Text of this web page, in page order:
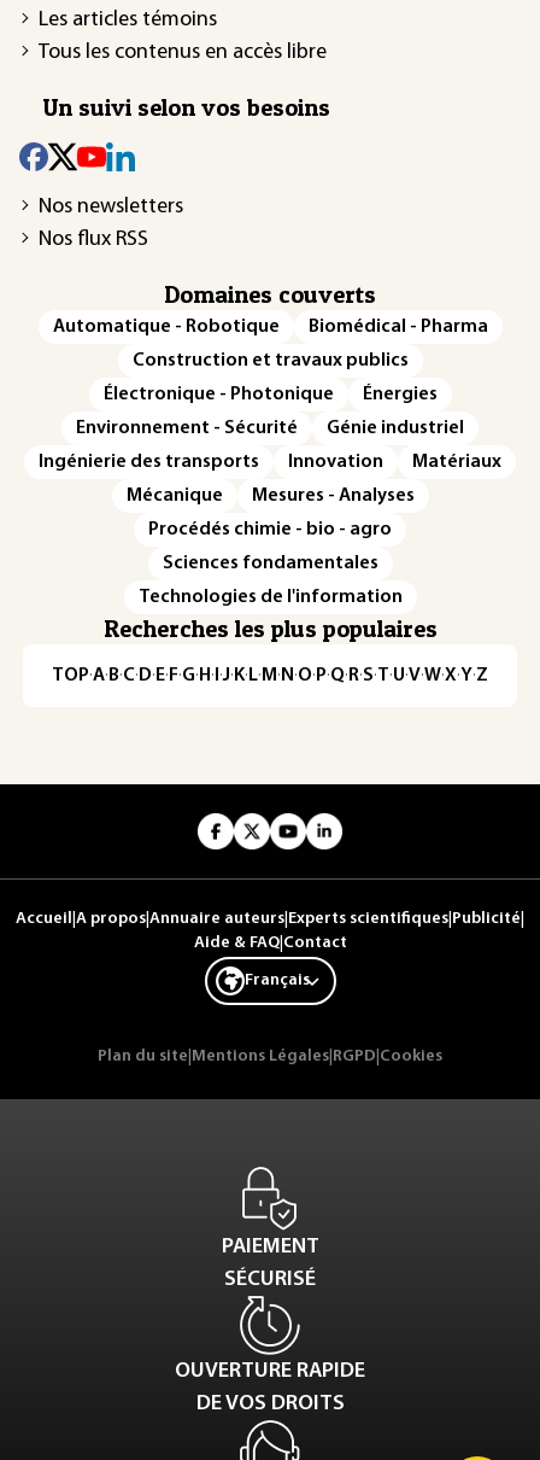
Les articles témoins
Tous les contenus en accès libre
Un suivi selon vos besoins
Nos newsletters
Nos flux RSS
Domaines couverts
Automatique - Robotique
Biomédical - Pharma
Construction et travaux publics
Électronique - Photonique
Énergies
Environnement - Sécurité
Génie industriel
Ingénierie des transports
Innovation
Matériaux
Mécanique
Mesures - Analyses
Procédés chimie - bio - agro
Sciences fondamentales
Technologies de l'information
Recherches les plus populaires
TOP·A·B·C· D· E· F·G· H · ·J· K· L· M · N ·O· P·Q· R·S·T·U·V·W·X·Y·Z
Accueil A propos Annuaire auteurs Experts scientifiques Publicité
Aide & FAQ| Contact
Français
Plan du site Mentions Légales RGPD Cookies
PAIEMENT
SÉCURISÉ
OUVERTURE RAPIDE
DE VOS DROITS